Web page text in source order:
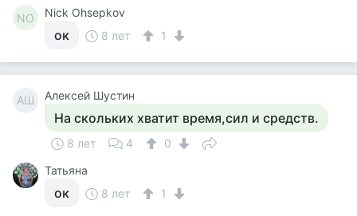
NO Nick Ohsepkov
ок 8 лет 1
АШ Алексей Шустин
На скольких хватит время,сил и средств.
8 лет 4
0
Татьяна
ок 8 лет 1